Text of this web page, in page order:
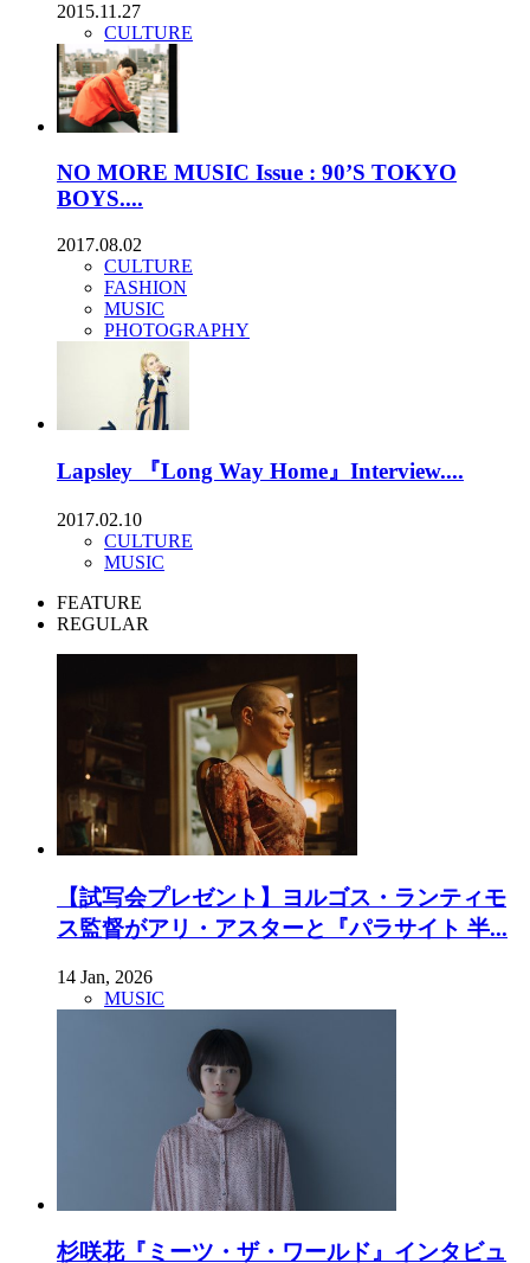
2015.11.27
CULTURE
NO MORE MUSIC Issue : 90’S TOKYO
BOYS....
2017.08.02
CULTURE
FASHION
MUSIC
PHOTOGRAPHY
Lapsley 『Long Way Home』Interview....
2017.02.10
CULTURE
MUSIC
FEATURE
REGULAR
【試写会プレゼント】ヨルゴス・ランティモ
ス監督がアリ・アスターと『パラサイト 半...
14 Jan, 2026
MUSIC
杉咲花『ミーツ・ザ・ワールド』インタビュ